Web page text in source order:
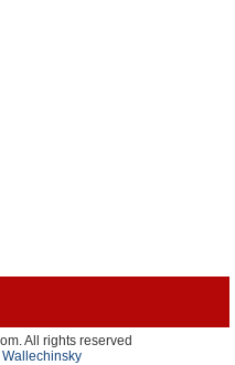
All rights reserved
Wallechinsky